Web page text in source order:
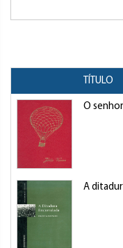
TÍTULO
O
A